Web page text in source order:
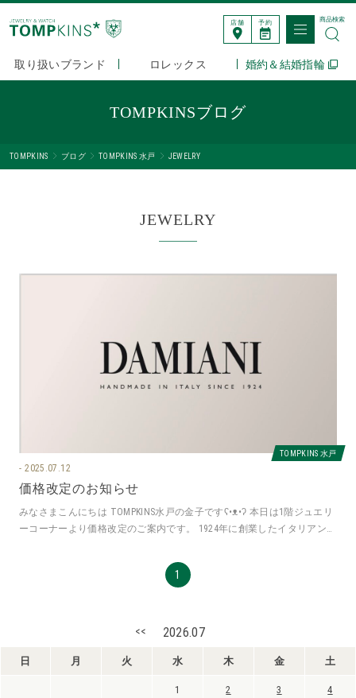
店舗 予約
取り扱いブランド ロレックス 婚約＆結婚指輪
商品検索
TOMPKINSブログ
TOMPKINS ブログ TOMPKINS 水戸 JEWELRY
JEWELRY
TOMPKINS 水戸
2025.07.12
価格改定のお知らせ
みなさまこんにちは TOMPKINS水戸の金子ですʕ•ᴥ•ʔ 本日は1階ジュエリ
ーコーナーより価格改定のご案内です。 1924年に創業したイタリアンジ
1
<< 2026.07
日 月 火 水 木 金 土
1 2 3 4